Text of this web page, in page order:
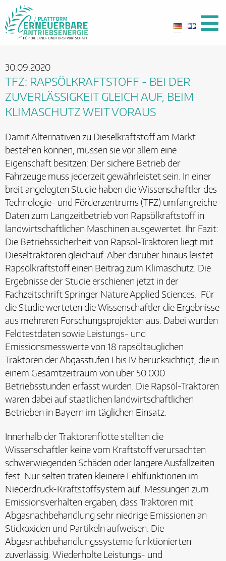
30.09.2020
TFZ: RAPSÖLKRAFTSTOFF - BEI DER
ZUVERLÄSSIGKEIT GLEICH AUF, BEIM
KLIMASCHUTZ WEIT VORAUS
Damit Alternativen zu Dieselkraftstoff am Markt
bestehen können, müssen sie vor allem eine
Eigenschaft besitzen: Der sichere Betrieb der
Fahrzeuge muss jederzeit gewährleistet sein. In einer
breit angelegten Studie haben die Wissenschaftler des
Technologie- und Förderzentrums (TFZ) umfangreiche
Daten zum Langzeitbetrieb von Rapsölkraftstoff in
landwirtschaftlichen Maschinen ausgewertet. Ihr Fazit:
Die Betriebssicherheit von Rapsöl-Traktoren liegt mit
Dieseltraktoren gleichauf. Aber darüber hinaus leistet
Rapsölkraftstoff einen Beitrag zum Klimaschutz. Die
Ergebnisse der Studie erschienen jetzt in der
Fachzeitschrift Springer Nature Applied Sciences. Für
die Studie werteten die Wissenschaftler die Ergebnisse
aus mehreren Forschungsprojekten aus. Dabei wurden
Feldtestdaten sowie Leistungs- und
Emissionsmesswerte von 18 rapsöltauglichen
Traktoren der Abgasstufen I bis IV berücksichtigt, die in
einem Gesamtzeitraum von über 50.000
Betriebsstunden erfasst wurden. Die Rapsöl-Traktoren
waren dabei auf staatlichen landwirtschaftlichen
Betrieben in Bayern im täglichen Einsatz.
Innerhalb der Traktorenflotte stellten die
Wissenschaftler keine vom Kraftstoff verursachten
schwerwiegenden Schäden oder längere Ausfallzeiten
fest. Nur selten traten kleinere Fehlfunktionen im
Niederdruck-Kraftstoffsystem auf. Messungen zum
Emissionsverhalten ergaben, dass Traktoren mit
Abgasnachbehandlung sehr niedrige Emissionen an
Stickoxiden und Partikeln aufweisen. Die
Abgasnachbehandlungssysteme funktionierten
zuverlässig. Wiederholte Leistungs- und